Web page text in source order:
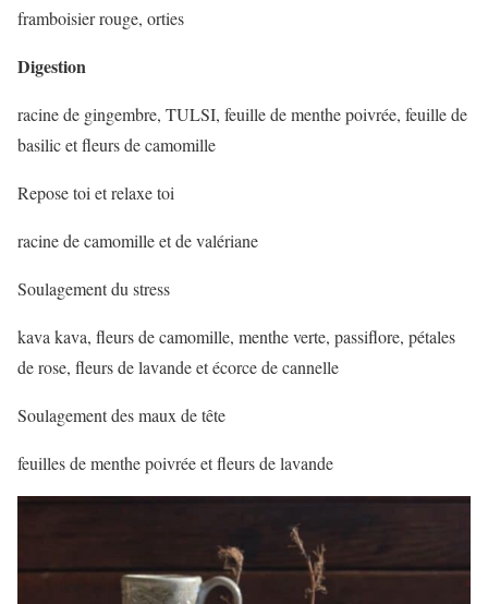
framboisier rouge, orties
Digestion
racine de gingembre, TULSI, feuille de menthe poivrée, feuille de
basilic et fleurs de camomille
Repose toi et relaxe toi
racine de camomille et de valériane
Soulagement du stress
kava kava, fleurs de camomille, menthe verte, passiflore, pétales
de rose, fleurs de lavande et écorce de cannelle
Soulagement des maux de tête
feuilles de menthe poivrée et fleurs de lavande